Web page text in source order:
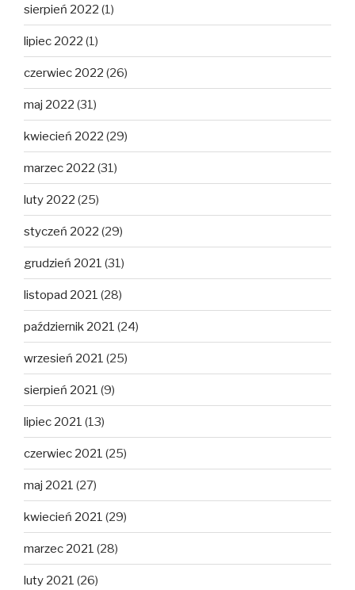
sierpień 2022 (1)
lipiec 2022 (1)
czerwiec 2022 (26)
maj 2022 (31)
kwiecień 2022 (29)
marzec 2022 (31)
luty 2022 (25)
styczeń 2022 (29)
grudzień 2021 (31)
listopad 2021 (28)
październik 2021 (24)
wrzesień 2021 (25)
sierpień 2021 (9)
lipiec 2021 (13)
czerwiec 2021 (25)
maj 2021 (27)
kwiecień 2021 (29)
marzec 2021 (28)
luty 2021 (26)